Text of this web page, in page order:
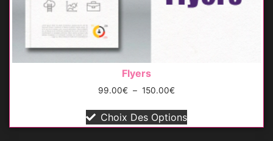
Flyers
99.00€ – 150.00€
Choix Des Options